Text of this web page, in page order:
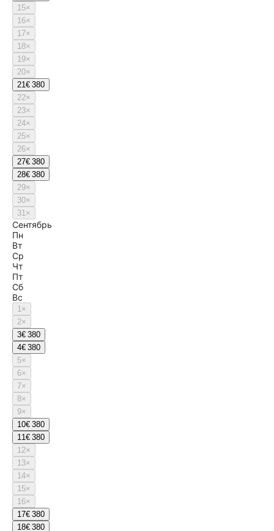
15×
16×
17×
18×
19×
20×
21€ 380
22×
23×
24×
25×
26×
27€ 380
28€ 380
29×
30×
31×
Сентябрь
Пн
Вт
Ср
Чт
Пт
Сб
Вс
1×
2×
3€ 380
4€ 380
5×
6×
7×
8×
9×
10€ 380
11€ 380
12×
13×
14×
15×
16×
17€ 380
18€ 380